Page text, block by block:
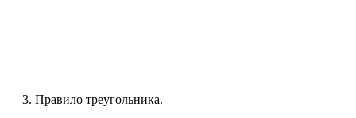
3. Правило треугольника.